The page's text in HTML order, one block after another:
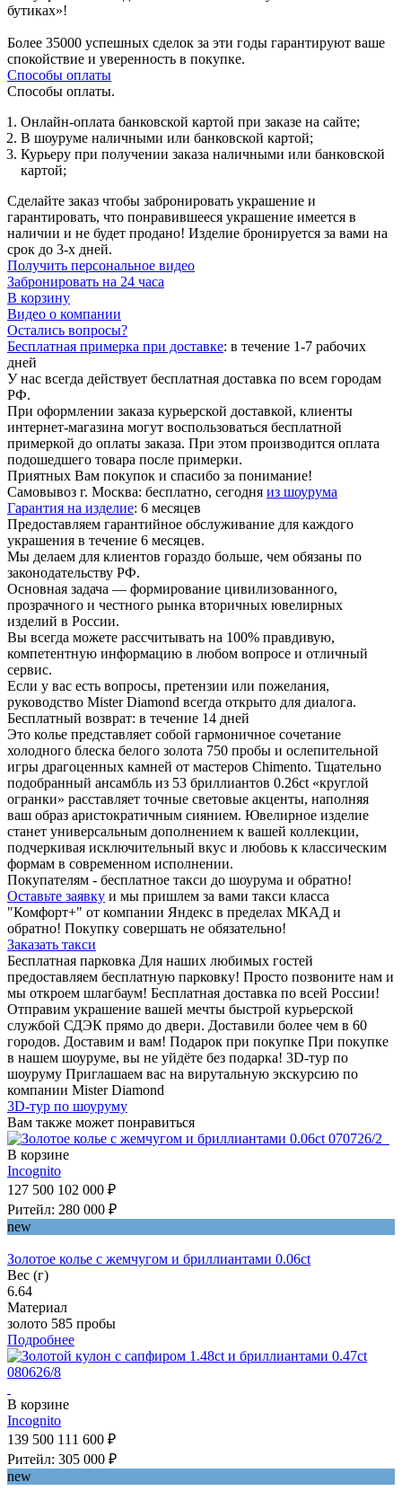
бутиках»!
Более 35000 успешных сделок за эти годы гарантируют ваше
спокойствие и уверенность в покупке.
Способы оплаты
Способы оплаты.
Онлайн-оплата банковской картой при заказе на сайте;
В шоуруме наличными или банковской картой;
Курьеру при получении заказа наличными или банковской
картой;
Сделайте заказ чтобы забронировать украшение и
гарантировать, что понравившееся украшение имеется в
наличии и не будет продано! Изделие бронируется за вами на
срок до 3-х дней.
Получить персональное видео
Забронировать на 24 часа
В корзину
Видео о компании
Остались вопросы?
Бесплатная примерка при доставке: в течение 1-7 рабочих
дней
У нас всегда действует бесплатная доставка по всем городам
РФ.
При оформлении заказа курьерской доставкой, клиенты
интернет-магазина могут воспользоваться бесплатной
примеркой до оплаты заказа. При этом производится оплата
подошедшего товара после примерки.
Приятных Вам покупок и спасибо за понимание!
Самовывоз г. Москва: бесплатно, сегодня из шоурума
Гарантия на изделие: 6 месяцев
Предоставляем гарантийное обслуживание для каждого
украшения в течение 6 месяцев.
Мы делаем для клиентов гораздо больше, чем обязаны по
законодательству РФ.
Основная задача — формирование цивилизованного,
прозрачного и честного рынка вторичных ювелирных
изделий в России.
Вы всегда можете рассчитывать на 100% правдивую,
компетентную информацию в любом вопросе и отличный
сервис.
Если у вас есть вопросы, претензии или пожелания,
руководство Mister Diamond всегда открыто для диалога.
Бесплатный возврат: в течение 14 дней
Это колье представляет собой гармоничное сочетание
холодного блеска белого золота 750 пробы и ослепительной
игры драгоценных камней от мастеров Chimento. Тщательно
подобранный ансамбль из 53 бриллиантов 0.26ct «круглой
огранки» расставляет точные световые акценты, наполняя
ваш образ аристократичным сиянием. Ювелирное изделие
станет универсальным дополнением к вашей коллекции,
подчеркивая исключительный вкус и любовь к классическим
формам в современном исполнении.
Покупателям - бесплатное такси до шоурума и обратно!
Оставьте заявку и мы пришлем за вами такси класса
"Комфорт+" от компании Яндекс в пределах МКАД и
обратно! Покупку совершать не обязательно!
Заказать такси
Бесплатная парковка Для наших любимых гостей
предоставляем бесплатную парковку! Просто позвоните нам и
мы откроем шлагбаум! Бесплатная доставка по всей России!
Отправим украшение вашей мечты быстрой курьерской
службой СДЭК прямо до двери. Доставили более чем в 60
городов. Доставим и вам! Подарок при покупке При покупке
в нашем шоуруме, вы не уйдёте без подарка! 3D-тур по
шоуруму Приглашаем вас на вирутальную экскурсию по
компании Mister Diamond
3D-тур по шоуруму
Вам также может понравиться
В корзине
Incognito
127 500 102 000 ₽
Ритейл: 280 000 ₽
new
Золотое колье с жемчугом и бриллиантами 0.06ct
Вес (г)
6.64
Материал
золото 585 пробы
Подробнее
В корзине
Incognito
139 500 111 600 ₽
Ритейл: 305 000 ₽
new